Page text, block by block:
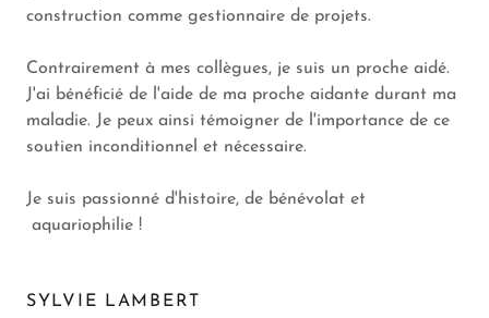
construction comme gestionnaire de projets.
Contrairement à mes collègues, je suis un proche aidé.
J'ai bénéficié de l'aide de ma proche aidante durant ma
maladie. Je peux ainsi témoigner de l'importance de ce
soutien inconditionnel et nécessaire.
Je suis passionné d'histoire, de bénévolat et
aquariophilie !
SYLVIE LAMBERT